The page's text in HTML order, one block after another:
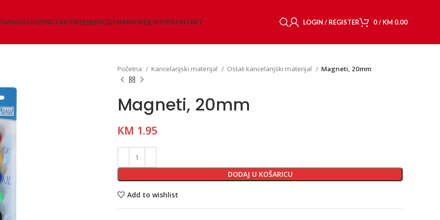
USLUGEPROJEKTIREFERENCEO NAMAWEB SHOPKONTAKT LOGIN / REGISTER 0/ KM 0.00
Početna Kancelarijski materijal Ostali kancelarijski materijal Magneti, 20mm
Magneti, 20mm
KM 1.95
DODAJ U KOŠARICU
Add to wishlist